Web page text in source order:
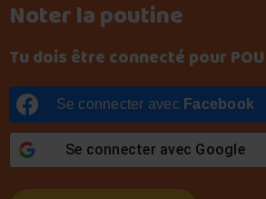
Noter la poutine
Tu dois être connecté pour
Se connecter avec Facebook
Se connecter avec Google